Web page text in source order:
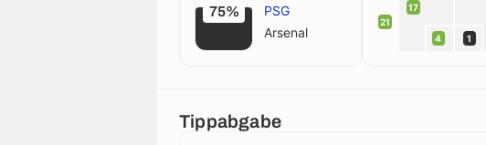
75%
PSG
Arsenal
21
17
4 1
Tippabgabe